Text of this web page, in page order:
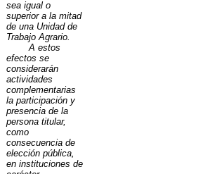
sea igual o
superior a la mitad
de una Unidad de
Trabajo Agrario.
A estos
efectos se
considerarán
actividades
complementarias
la participación y
presencia de la
persona titular,
como
consecuencia de
elección pública,
en instituciones de